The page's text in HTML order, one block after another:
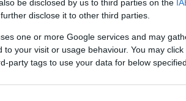
be disclosed by us to third parties on the
disclose it to other third parties.
one or more Google services and may
to your visit or usage behaviour. You may
party tags to use your data for below